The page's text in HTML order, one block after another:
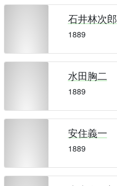
石井林次郎
1889
水田胸二
1889
安住義一
1889